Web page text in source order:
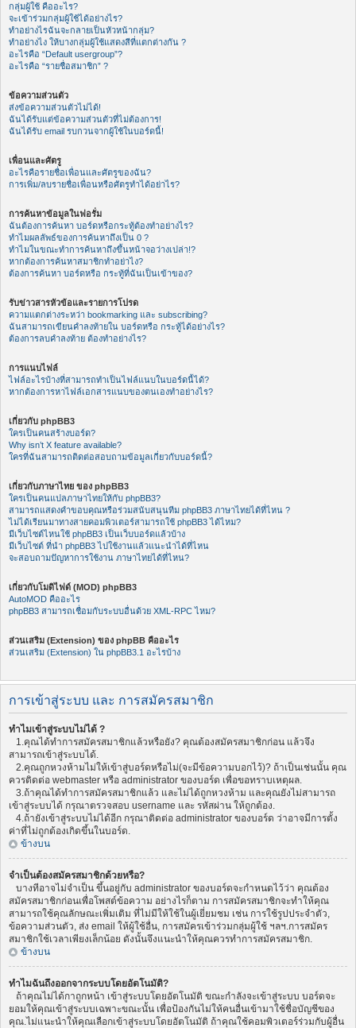
กลุ่มผู้ใช้ คืออะไร?
จะเข้าร่วมกลุ่มผู้ใช้ได้อย่างไร?
ทำอย่างไรฉันจะกลายเป็นหัวหน้ากลุ่ม?
ทำอย่างไง ให้บางกลุ่มผู้ใช้แสดงสีที่แตกต่างกัน ?
อะไรคือ “Default usergroup”?
อะไรคือ “รายชื่อสมาชิก” ?
ข้อความส่วนตัว
ส่งข้อความส่วนตัวไม่ได้!
ฉันได้รับแต่ข้อความส่วนตัวที่ไม่ต้องการ!
ฉันได้รับ email รบกวนจากผู้ใช้ในบอร์ดนี้!
เพื่อนและศัตรู
อะไรคือรายชื่อเพื่อนและศัตรูของฉัน?
การเพิ่ม/ลบรายชื่อเพื่อนหรือศัตรูทำได้อย่าไร?
การค้นหาข้อมูลในฟอรั่ม
ฉันต้องการค้นหา บอร์ดหรือกระทู้ต้องทำอย่างไร?
ทำไมผลลัพธ์ของการค้นหาถึงเป็น 0 ?
ทำไมในขณะทำการค้นหาถึงขึ้นหน้าจอว่างเปล่า!?
หากต้องการค้นหาสมาชิกทำอย่าไง?
ต้องการค้นหา บอร์ดหรือ กระทู้ที่ฉันเป็นเข้าของ?
รับข่าวสารหัวข้อและรายการโปรด
ความแตกต่างระหว่า bookmarking และ subscribing?
ฉันสามารถเขียนคำลงท้ายใน บอร์ดหรือ กระทู้ได้อย่างไร?
ต้องการลบคำลงท้าย ต้องทำอย่างไร?
การแนบไฟล์
ไฟล์อะไรบ้างที่สามารถทำเป็นไฟล์แนบในบอร์ดนี้ได้?
หากต้องการหาไฟล์เอกสารแนบของตนเองทำอย่างไร?
เกี่ยวกับ phpBB3
ใครเป็นคนสร้างบอร์ด?
Why isn’t X feature available?
ใครที่ฉันสามารถติดต่อสอบถามข้อมูลเกี่ยวกับบอร์ดนี้?
เกี่ยวกับภาษาไทย ของ phpBB3
ใครเป็นคนแปลภาษาไทยให้กับ phpBB3?
สามารถแสดงคำขอบคุณหรือร่วมสนับสนุนทีม phpBB3 ภาษาไทยได้ที่ไหน ?
ไม่ได้เรียนมาทางสายคอมพิวเตอร์สามารถใช้ phpBB3 ได้ไหม?
มีเว็บไซต์ไหนใช้ phpBB3 เป็นเว็บบอร์ดแล้วบ้าง
มีเว็บไซต์ ที่นำ phpBB3 ไปใช้งานแล้วแนะนำได้ที่ไหน
จะสอบถามปัญหาการใช้งาน ภาษาไทยได้ที่ไหน?
เกี่ยวกับโมดิไฟด์ (MOD) phpBB3
AutoMOD คืออะไร
phpBB3 สามารถเชื่อมกับระบบอื่นด้วย XML-RPC ไหม?
ส่วนเสริม (Extension) ของ phpBB คืออะไร
ส่วนเสริม (Extension) ใน phpBB3.1 อะไรบ้าง
การเข้าสู่ระบบ และ การสมัครสมาชิก
ทำไมเข้าสู่ระบบไม่ได้ ?
1.คุณได้ทำการสมัครสมาชิกแล้วหรือยัง? คุณต้องสมัครสมาชิกก่อน แล้วจึง
สามารถเข้าสู่ระบบได้.
2.คุณถูกหวงห้ามไม่ให้เข้าสู่บอร์ดหรือไม่(จะมีข้อความบอกไว้)? ถ้าเป็นเช่นนั้น คุณ
ควรติดต่อ webmaster หรือ administrator ของบอร์ด เพื่อขอทราบเหตุผล.
3.ถ้าคุณได้ทำการสมัครสมาชิกแล้ว และไม่ได้ถูกหวงห้าม และคุณยังไม่สามารถ
เข้าสู่ระบบได้ กรุณาตรวจสอบ username และ รหัสผ่าน ให้ถูกต้อง.
4.ถ้ายังเข้าสู่ระบบไม่ได้อีก กรุณาติดต่อ administrator ของบอร์ด ว่าอาจมีการตั้ง
ค่าที่ไม่ถูกต้องเกิดขึ้นในบอร์ด.
ข้างบน
จำเป็นต้องสมัครสมาชิกด้วยหรือ?
บางทีอาจไม่จำเป็น ขึ้นอยู่กับ administrator ของบอร์ดจะกำหนดไว้ว่า คุณต้อง
สมัครสมาชิกก่อนเพื่อโพสต์ข้อความ อย่างไรก็ตาม การสมัครสมาชิกจะทำให้คุณ
สามารถใช้คุณลักษณะเพิ่มเติม ที่ไม่มีให้ใช้ในผู้เยี่ยมชม เช่น การใช้รูปประจำตัว,
ข้อความส่วนตัว, ส่ง email ให้ผู้ใช้อื่น, การสมัครเข้าร่วมกลุ่มผู้ใช้ ฯลฯ.การสมัคร
สมาชิกใช้เวลาเพียงเล็กน้อย ดังนั้นจึงแนะนำให้คุณควรทำการสมัครสมาชิก.
ข้างบน
ทำไมฉันถึงออกจากระบบโดยอัตโนมัติ?
ถ้าคุณไม่ได้กาถูกหน้า เข้าสู่ระบบโดยอัตโนมัติ ขณะกำลังจะเข้าสู่ระบบ บอร์ดจะ
ยอมให้คุณเข้าสู่ระบบเฉพาะขณะนั้น เพื่อป้องกันไม่ให้คนอื่นเข้ามาใช้ชื่อบัญชีของ
คุณ.ไม่แนะนำให้คุณเลือกเข้าสู่ระบบโดยอัตโนมัติ ถ้าคุณใช้คอมพิวเตอร์ร่วมกับผู้อื่น